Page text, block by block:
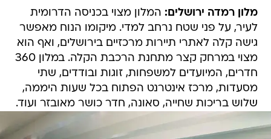
מלון רמדה ירושלים: המלון מצוי בכניסה הדרומית
לעיר, על פני שטח נרחב למדי. מיקומו הנוח מאפשר
גישה קלה לאתרי תיירות מרכזיים בירושלים, ואף הוא
מצוי במרחק קצר מתחנת הרכבת הקלה. במלון 360
חדרים, המיועדים למשפחות, זוגות ובודדים, שתי
מסעדות, מרכז אינטרנט הפתוח בכל שעות היממה,
שלוש בריכות שחייה, סאונה, חדר כושר מאובזר ועוד.